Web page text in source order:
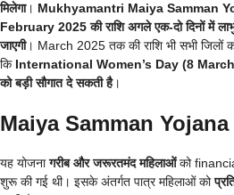
मिलेगा। Mukhyamantri Maiya Samman
February 2025 की राशि अगले एक-दो दिनों में
जाएगी। March 2025 तक की राशि भी सभी जिलों
कि International Women’s Day (8 March)
को बड़ी सौगात दे सकती है।
Maiya Samman Yojana
यह योजनागरीब और जरूरतमंद महिलाओंको
शुरू की गई थी। इसके अंतर्गत पात्र महिलाओं को